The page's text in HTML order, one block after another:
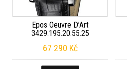
Epos Oeuvre D’Art
3429.195.20.55.25
67 290 Kč